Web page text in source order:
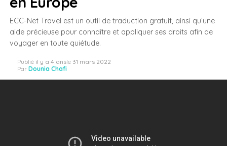
ECC-Net Travel est un outil de traduction gratuit, ainsi qu’une
aide précieuse pour connaître et appliquer ses droits afin de
voyager en toute quiétude.
Publié il y a 4 ansle 31 mars 2022
Par Dounia Chafi